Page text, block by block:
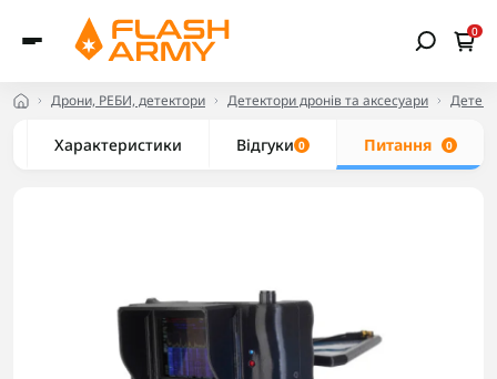
0
Дрони, РЕБИ, детектори Детектори дронів та аксесуари
Характеристики Відгуки 0 Питання 0